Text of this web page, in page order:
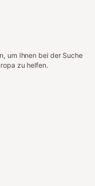
um Ihnen bei der Suche
zu helfen.